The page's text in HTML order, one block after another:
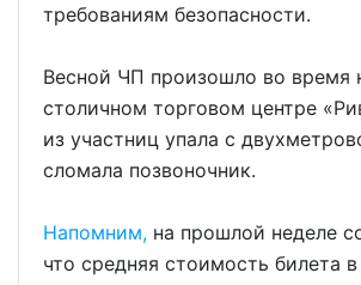
требованиям безопасности.
Весной ЧП произошло во время
столичном торговом центре
из участниц упала с
сломала позвоночник.
Напомним, на прошлой неделе
что средняя стоимость билета